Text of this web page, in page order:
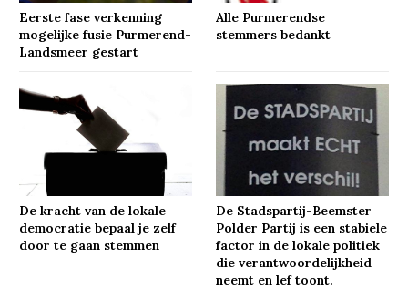
Eerste fase verkenning
mogelijke fusie Purmerend-
Landsmeer gestart
Alle Purmerendse
stemmers bedankt
De kracht van de lokale
democratie bepaal je zelf
door te gaan stemmen
De Stadspartij-Beemster
Polder Partij is een stabiele
factor in de lokale politiek
die verantwoordelijkheid
neemt en lef toont.